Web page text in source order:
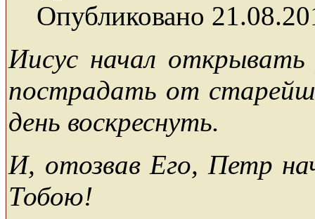
Опубликовано
Иисус начал
пострадать от
день воскреснуть.
И, отозвав Его, Петр
Тобою!